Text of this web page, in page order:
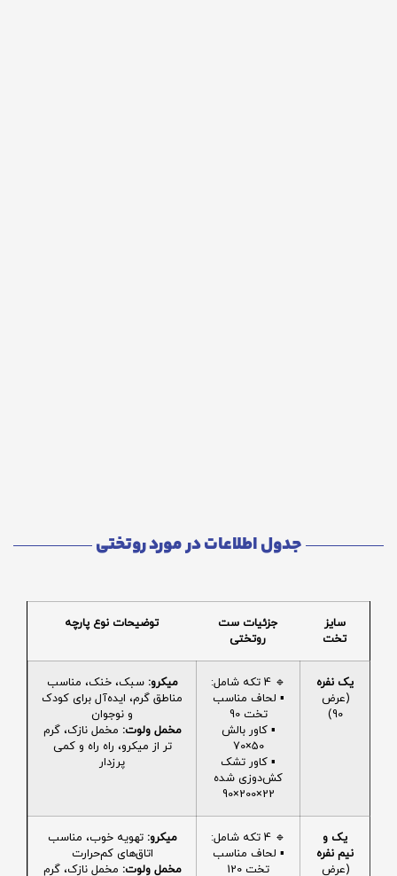
جدول اطلاعات در مورد روتختی
سایز
تخت
جزئیات ست
روتختی
توضیحات نوع پارچه
یک نفره
(عرض
90)
🔹 4 تکه شامل:
▪️ لحاف مناسب
تخت 90
▪️ کاور بالش
50×70
▪️ کاور تشک
کش‌دوزی شده
22×200×90
میکرو: سبک، خنک، مناسب
مناطق گرم، ایده‌آل برای کودک
و نوجوان
مخمل ولوت: مخمل نازک، گرم
تر از میکرو، راه راه و کمی
پرزدار
یک و
نیم نفره
(عرض
🔹 4 تکه شامل:
▪️ لحاف مناسب
تخت 120
میکرو: تهویه خوب، مناسب
اتاق‌های کم‌حرارت
مخمل ولوت: مخمل نازک، گرم